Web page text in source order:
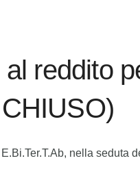
reddito
nella